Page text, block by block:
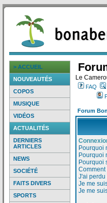
> ACCUEIL
NOUVEAUTÉS
COPOS
MUSIQUE
VIDÉOS
ACTUALITÉS
DERNIERS
ARTICLES
NEWS
SOCIÉTÉ
FAITS DIVERS
SPORTS
Le
FAQ
Forum
Pourquoi
Pourquoi
Pourquoi
J'ai perdu
Je me
Je me